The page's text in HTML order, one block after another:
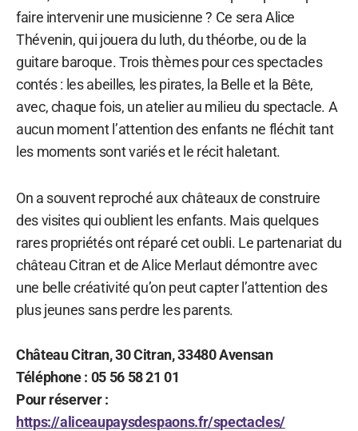
faire intervenir une musicienne ? Ce sera Alice
Thévenin, qui jouera du luth, du théorbe, ou de la
guitare baroque. Trois thèmes pour ces spectacles
contés : les abeilles, les pirates, la Belle et la Bête,
avec, chaque fois, un atelier au milieu du spectacle. A
aucun moment l’attention des enfants ne fléchit tant
les moments sont variés et le récit haletant.
On a souvent reproché aux châteaux de construire
des visites qui oublient les enfants. Mais quelques
rares propriétés ont réparé cet oubli. Le partenariat du
château Citran et de Alice Merlaut démontre avec
une belle créativité qu’on peut capter l’attention des
plus jeunes sans perdre les parents.
Château Citran, 30 Citran, 33480 Avensan
Téléphone : 05 56 58 21 01
Pour réserver :
https://aliceaupaysdespaons.fr/spectacles/